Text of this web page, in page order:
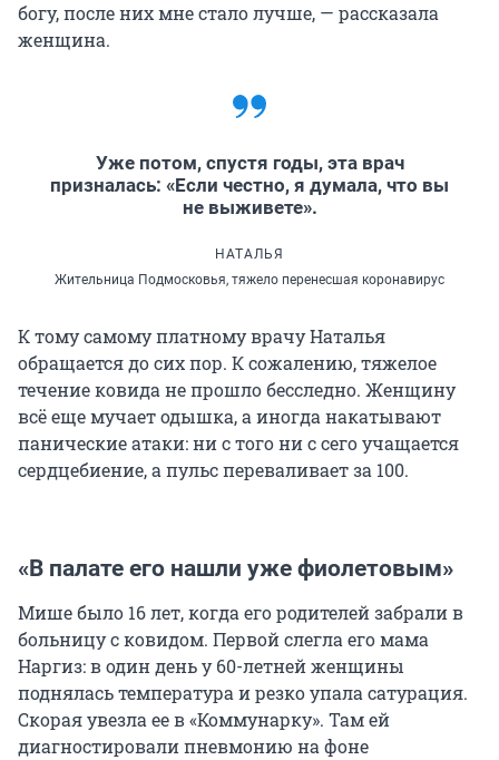
богу, после них мне стало лучше, — рассказала
женщина.
Уже потом, спустя годы, эта врач
призналась: «Если честно, я думала, что вы
не выживете».
НАТАЛЬЯ
Жительница Подмосковья, тяжело перенесшая коронавирус
К тому самому платному врачу Наталья
обращается до сих пор. К сожалению, тяжелое
течение ковида не прошло бесследно. Женщину
всё еще мучает одышка, а иногда накатывают
панические атаки: ни с того ни с сего учащается
сердцебиение, а пульс переваливает за 100.
«В палате его нашли уже фиолетовым»
Мише было 16 лет, когда его родителей забрали в
больницу с ковидом. Первой слегла его мама
Наргиз: в один день у 60-летней женщины
поднялась температура и резко упала сатурация.
Скорая увезла ее в «Коммунарку». Там ей
диагностировали пневмонию на фоне